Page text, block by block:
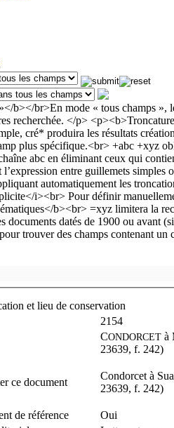
et lieu de conservation
2154
CONDORCET à
23639, f. 242)
ce document
Condorcet à
23639, f. 242)
de référence
Oui